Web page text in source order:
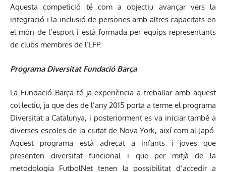
Aquesta competició té com a objectiu avançar vers la
integració i la inclusió de persones amb altres capacitats en
el món de l’esport i està formada per equips representants
de clubs membres de l’LFP.
Programa Diversitat Fundació Barça
La Fundació Barça té ja experiència a treballar amb aquest
col·lectiu, ja que des de l’any 2015 porta a terme el programa
Diversitat a Catalunya, i posteriorment es va iniciar també a
diverses escoles de la ciutat de Nova York, així com al Japó.
Aquest programa està adreçat a infants i joves que
presenten diversitat funcional i que per mitjà de la
metodologia FutbolNet tenen la possibilitat d’accedir a